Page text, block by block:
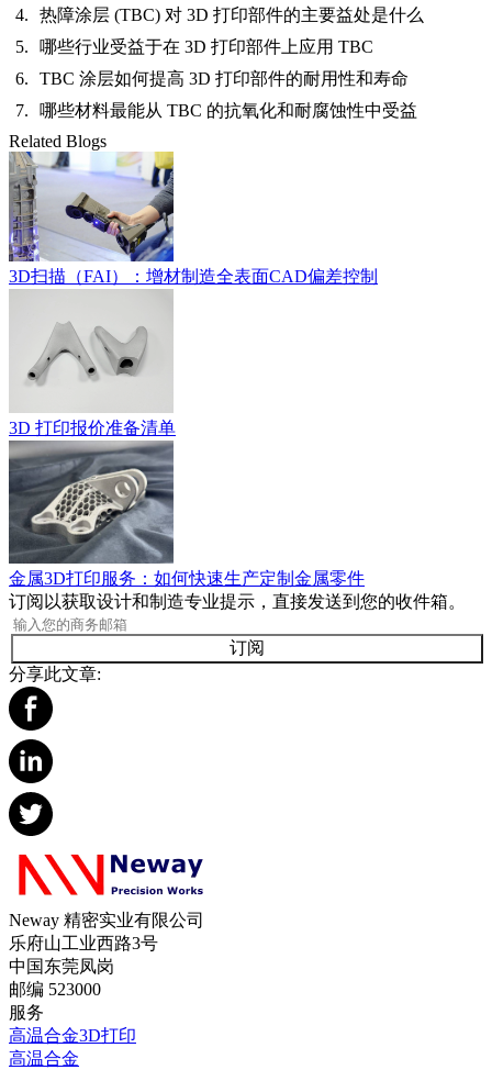
热障涂层 (TBC) 对 3D 打印部件的主要益处是什么
哪些行业受益于在 3D 打印部件上应用 TBC
TBC 涂层如何提高 3D 打印部件的耐用性和寿命
哪些材料最能从 TBC 的抗氧化和耐腐蚀性中受益
Related Blogs
3D扫描（FAI）：增材制造全表面CAD偏差控制
3D 打印报价准备清单
金属3D打印服务：如何快速生产定制金属零件
订阅以获取设计和制造专业提示，直接发送到您的收件箱。
订阅
分享此文章:
Neway 精密实业有限公司
乐府山工业西路3号
中国东莞凤岗
邮编 523000
服务
高温合金3D打印
高温合金